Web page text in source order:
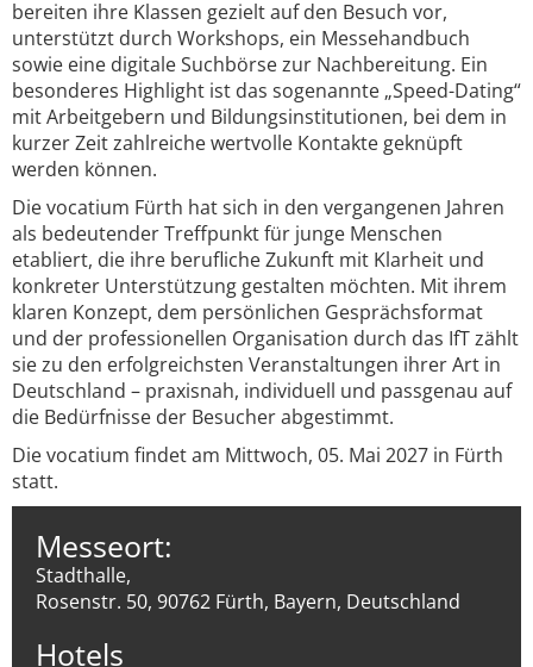
bereiten ihre Klassen gezielt auf den Besuch vor,
unterstützt durch Workshops, ein Messehandbuch
sowie eine digitale Suchbörse zur Nachbereitung. Ein
besonderes Highlight ist das sogenannte „Speed-Dating“
mit Arbeitgebern und Bildungsinstitutionen, bei dem in
kurzer Zeit zahlreiche wertvolle Kontakte geknüpft
werden können.
Die vocatium Fürth hat sich in den vergangenen Jahren
als bedeutender Treffpunkt für junge Menschen
etabliert, die ihre berufliche Zukunft mit Klarheit und
konkreter Unterstützung gestalten möchten. Mit ihrem
klaren Konzept, dem persönlichen Gesprächsformat
und der professionellen Organisation durch das IfT zählt
sie zu den erfolgreichsten Veranstaltungen ihrer Art in
Deutschland – praxisnah, individuell und passgenau auf
die Bedürfnisse der Besucher abgestimmt.
Die vocatium findet am Mittwoch, 05. Mai 2027 in Fürth
statt.
Messeort:
Stadthalle,
Rosenstr. 50, 90762 Fürth, Bayern, Deutschland
Hotels